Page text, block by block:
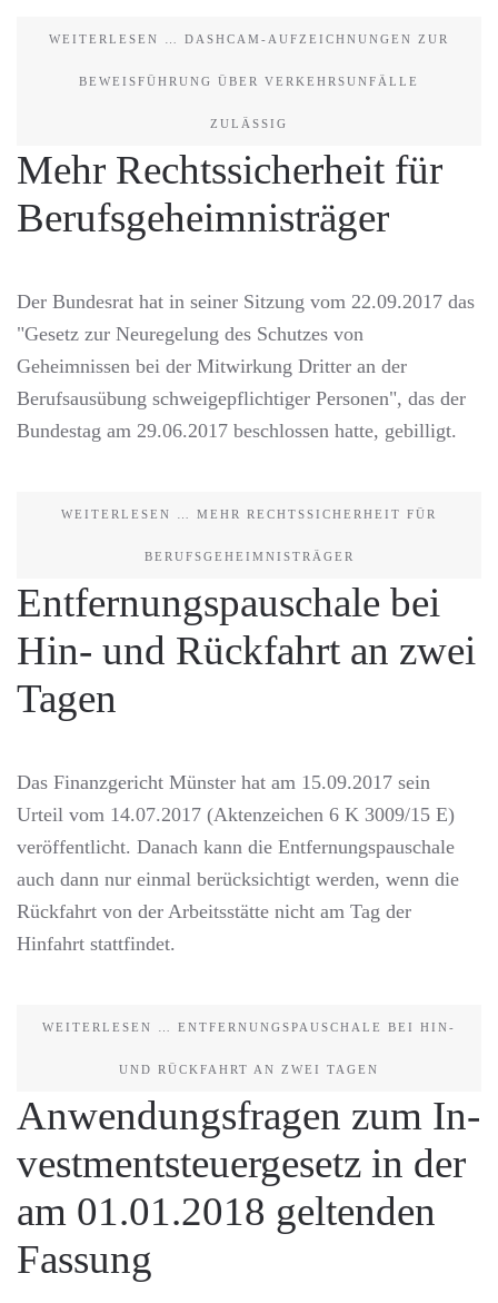
WEITERLESEN … DASHCAM-AUFZEICHNUNGEN ZUR
BEWEISFÜHRUNG ÜBER VERKEHRSUNFÄLLE
ZULÄSSIG
Mehr Rechtssicherheit für
Berufsgeheimnisträger
Der Bundesrat hat in seiner Sitzung vom 22.09.2017 das
"Gesetz zur Neuregelung des Schutzes von
Geheimnissen bei der Mitwirkung Dritter an der
Berufsausübung schweigepflichtiger Personen", das der
Bundestag am 29.06.2017 beschlossen hatte, gebilligt.
WEITERLESEN … MEHR RECHTSSICHERHEIT FÜR
BERUFSGEHEIMNISTRÄGER
Entfernungspauschale bei
Hin- und Rückfahrt an zwei
Tagen
Das Finanzgericht Münster hat am 15.09.2017 sein
Urteil vom 14.07.2017 (Aktenzeichen 6 K 3009/15 E)
veröffentlicht. Danach kann die Entfernungspauschale
auch dann nur einmal berücksichtigt werden, wenn die
Rückfahrt von der Arbeitsstätte nicht am Tag der
Hinfahrt stattfindet.
WEITERLESEN … ENTFERNUNGSPAUSCHALE BEI HIN-
UND RÜCKFAHRT AN ZWEI TAGEN
An­wen­dungs­fra­gen zum In­
vest­ment­steu­er­ge­setz in der
am 01.01.2018 gel­ten­den
Fas­sung